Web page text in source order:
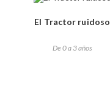
El Tractor ruidoso
De 0 a 3 años